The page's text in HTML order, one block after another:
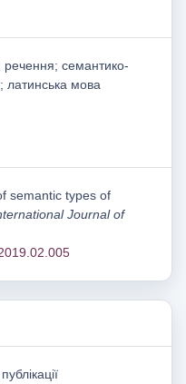
речення; семантико-
латинська мова
semantic types of
Journal of